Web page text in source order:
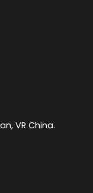
VR China.